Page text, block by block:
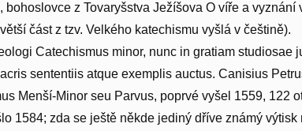
z Tovaryšstva Ježíšova O víře a vyznání
část z tzv. Velkého katechismu vyšlá v češtině).
Catechismus minor, nunc in gratiam studiosae
sententiis atque exemplis auctus. Canisius
Menší-Minor seu Parvus, poprvé vyšel 1559, 122
1584; zda se ještě někde jediný dříve známý